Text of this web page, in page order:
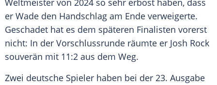
Weltmeister von 2024 so sehr erbost haben, dass
er Wade den Handschlag am Ende verweigerte.
Geschadet hat es dem späteren Finalisten vorerst
nicht: In der Vorschlussrunde räumte er Josh Rock
souverän mit 11:2 aus dem Weg.
Zwei deutsche Spieler haben bei der 23. Ausgabe